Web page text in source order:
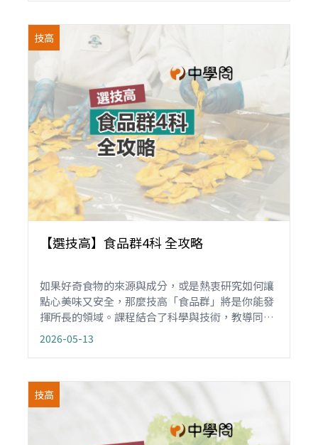
會做出實質貢獻。
技高
【選技高】食品群4科 全攻略
如果好奇食物的來源與成分，或是熱衷研究如何讓
點心美味又安全，那麼技高「食品群」將是你能發
揮所長的領域。課程結合了科學與技術，教導同學
如何將農漁產原料，透過加工、檢驗與包裝，轉化
為各類美味且安全的食品，成為未來的「食安守護
2026-05-13
技高